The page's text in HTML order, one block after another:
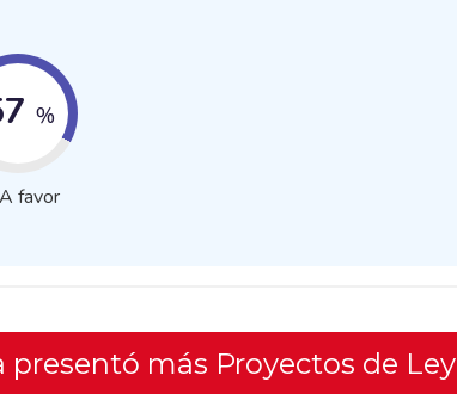
%
A favor
presentó más Proyectos de Ley